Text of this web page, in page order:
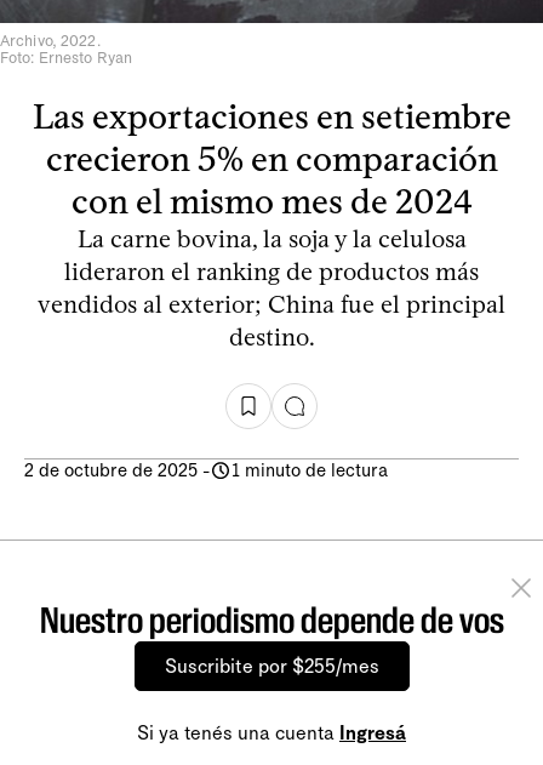
Archivo, 2022.
Foto: Ernesto Ryan
Las exportaciones en setiembre
crecieron 5% en comparación
con el mismo mes de 2024
La carne bovina, la soja y la celulosa
lideraron el ranking de productos más
vendidos al exterior; China fue el principal
destino.
2 de octubre de 2025 - 1 minuto de lectura
Nuestro periodismo depende de vos
Suscribite por $255/mes
Si ya tenés una cuenta Ingresá